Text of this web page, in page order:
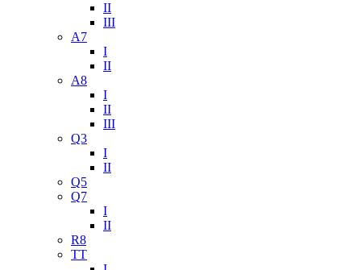
II
III
A7
I
II
A8
I
II
III
Q3
I
II
Q5
Q7
I
II
R8
TT